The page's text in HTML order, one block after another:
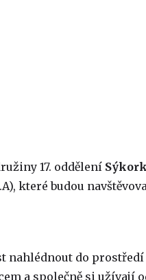
17. oddělení
které budou
nahlédnout do
a společně si užívají